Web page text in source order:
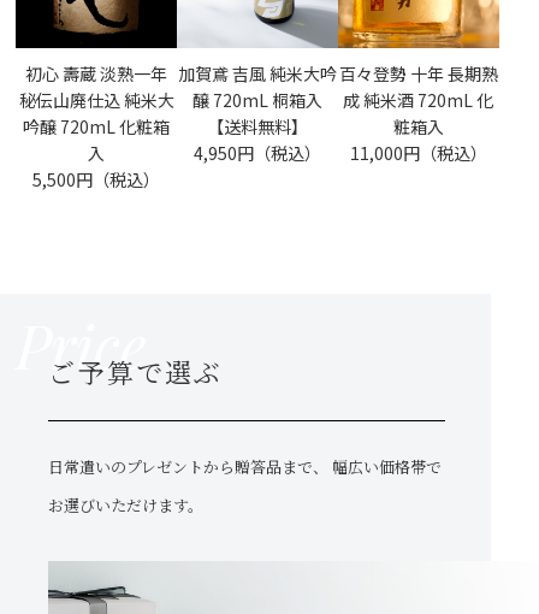
初心 壽蔵 淡熟一年
秘伝山廃仕込 純米大
吟醸 720mL 化粧箱
入
5,500円（税込）
加賀鳶 吉風 純米大吟
醸 720mL 桐箱入
【送料無料】
4,950円（税込）
百々登勢 十年 長期熟
成 純米酒 720mL 化
粧箱入
11,000円（税込）
Price
ご予算で選ぶ
日常遣いのプレゼントから贈答品まで、
幅広い価格帯で
お選びいただけます。